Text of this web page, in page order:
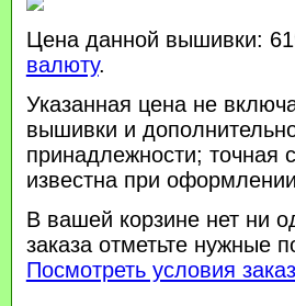
Цена данной вышивки:
валюту.
Указанная цена не
вышивки и
принадлежности; точная
известна при
В вашей корзине нет ни
заказа отметьте нужные
Посмотреть условия